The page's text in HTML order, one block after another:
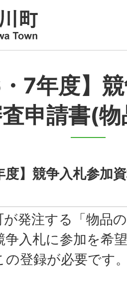
・7年度】
申請書(
度】競争入札参加
が発注する「物品
争入札に参加を希
の登録が必要です